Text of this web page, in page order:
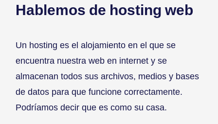
Hablemos de hosting web
Un hosting es el alojamiento en el que se
encuentra nuestra web en internet y se
almacenan todos sus archivos, medios y bases
de datos para que funcione correctamente.
Podríamos decir que es como su casa.